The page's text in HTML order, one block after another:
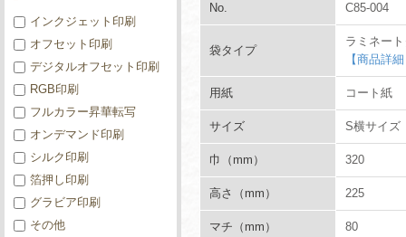
No. C85-004
袋タイプ
ラミネー
【商品詳
用紙 コート紙
サイズ S横サイズ
巾（mm） 320
高さ（mm） 225
マチ（mm） 80
インクジェット印刷
オフセット印刷
デジタルオフセット印刷
RGB印刷
フルカラー昇華転写
オンデマンド印刷
シルク印刷
箔押し印刷
グラビア印刷
その他